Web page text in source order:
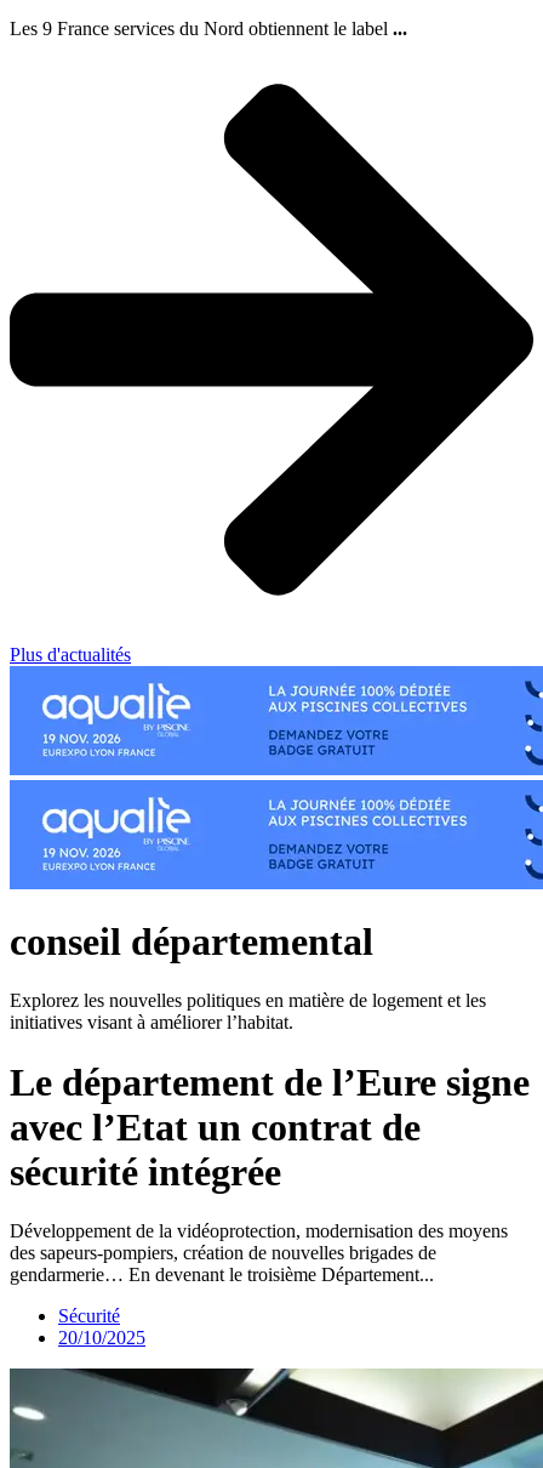
Les 9 France services du Nord obtiennent le label ...
Plus d'actualités
conseil départemental
Explorez les nouvelles politiques en matière de logement et les
initiatives visant à améliorer l’habitat.
Le département de l’Eure signe
avec l’Etat un contrat de
sécurité intégrée
Développement de la vidéoprotection, modernisation des moyens
des sapeurs-pompiers, création de nouvelles brigades de
gendarmerie… En devenant le troisième Département...
Sécurité
20/10/2025